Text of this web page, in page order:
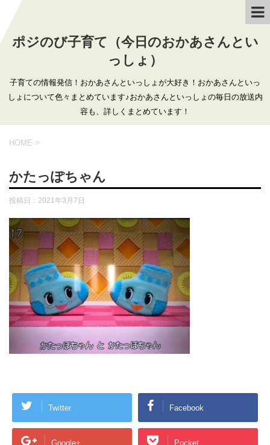
ポジのび子育て（今日のおかあさんとい
っしょ）
子育ての情報発信！おかあさんといっしょが大好き！おかあさんといっ
しょについて色々まとめています♪おかあさんといっしょの毎日の放送内
容も、詳しくまとめています！
HOME >
かたっぽちゃん
投稿日： 2021年3月7日
Twitter Facebook
Google+ Pocket